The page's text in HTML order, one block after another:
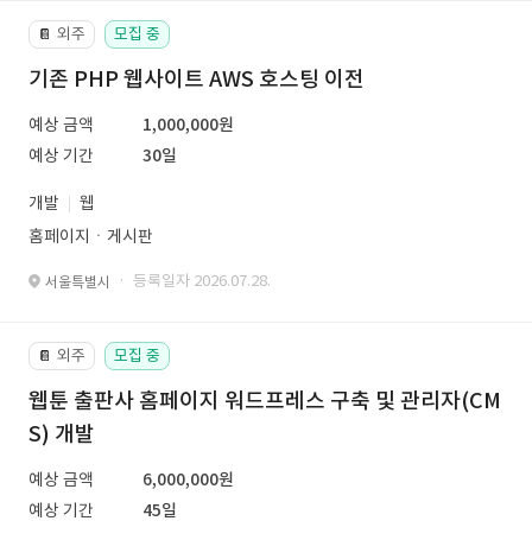
📔 외주 모집 중
기존 PHP 웹사이트 AWS 호스팅 이전
예상 금액
1,000,000원
예상 기간
30일
개발
웹
홈페이지ㆍ게시판
서울특별시 · 등록일자 2026.07.28.
📔 외주 모집 중
웹툰 출판사 홈페이지 워드프레스 구축 및 관리자(CM
S) 개발
예상 금액
6,000,000원
예상 기간
45일